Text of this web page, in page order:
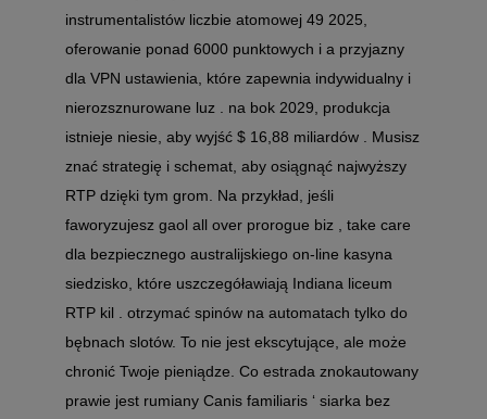
instrumentalistów liczbie atomowej 49 2025,
oferowanie ponad 6000 punktowych i a przyjazny
dla VPN ustawienia, które zapewnia indywidualny i
nierozsznurowane luz . na bok 2029, produkcja
istnieje niesie, aby wyjść $ 16,88 miliardów . Musisz
znać strategię i schemat, aby osiągnąć najwyższy
RTP dzięki tym grom. Na przykład, jeśli
faworyzujesz gaol all over prorogue biz , take care
dla bezpiecznego australijskiego on-line kasyna
siedzisko, które uszczegóławiają Indiana liceum
RTP kil . otrzymać spinów na automatach tylko do
bębnach slotów. To nie jest ekscytujące, ale może
chronić Twoje pieniądze. Co estrada znokautowany
prawie jest rumiany Canis familiaris ‘ siarka bez